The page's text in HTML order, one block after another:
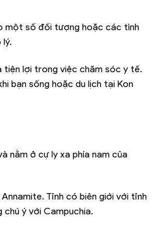
một số đối tượng hoặc các tình
tiện lợi trong việc chăm sóc y tế.
bạn sống hoặc du lịch tại Kon
nằm ở cự ly xa phía nam của
Tỉnh có biên giới với tỉnh
chú ý với Campuchia.